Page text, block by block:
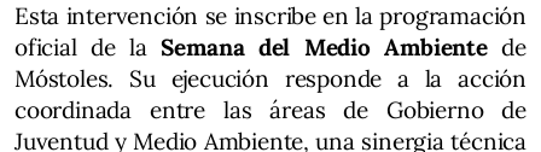
Esta intervención se inscribe en la programación
oficial de laSemana del Medio Ambientede
Móstoles. Su ejecución responde a la acción
coordinada entre las áreas de Gobierno de
Juventud y Medio Ambiente, una sinergia técnica